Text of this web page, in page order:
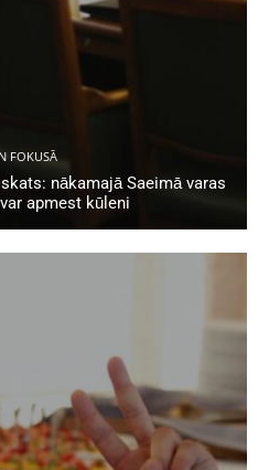
FOKUSĀ
nākamajā Saeimā varas
apmest kūleni